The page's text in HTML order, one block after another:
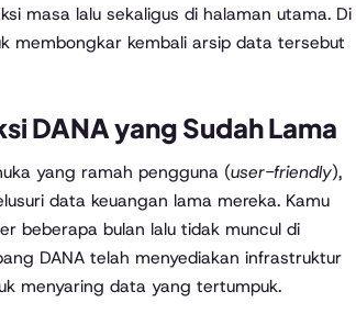
masa lalu sekaligus di halaman utama. Di
membongkar kembali arsip data tersebut
DANA yang Sudah Lama
yang ramah pengguna (user-friendly),
data keuangan lama mereka. Kamu
beberapa bulan lalu tidak muncul di
DANA telah menyediakan infrastruktur
menyaring data yang tertumpuk.